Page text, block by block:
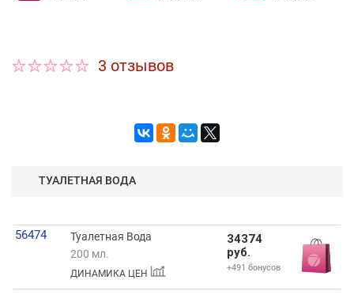
3 отзывов
ТУАЛЕТНАЯ ВОДА
56474
Туалетная Вода
200 мл.
ДИНАМИКА ЦЕН
34374
руб.
+491 бонусов